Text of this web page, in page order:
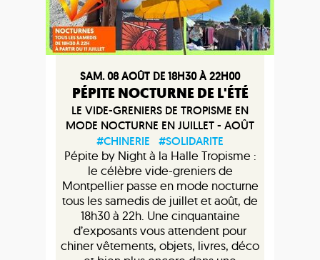
SAM. 08 AOÛT DE 18H30 À 22H00
PÉPITE NOCTURNE DE L'ÉTÉ
LE VIDE-GRENIERS DE TROPISME EN
MODE NOCTURNE EN JUILLET - AOÛT
#CHINERIE
#SOLIDARITE
Pépite by Night à la Halle Tropisme :
le célèbre vide-greniers de
Montpellier passe en mode nocturne
tous les samedis de juillet et août, de
18h30 à 22h. Une cinquantaine
d’exposants vous attendent pour
chiner vêtements, objets, livres, déco